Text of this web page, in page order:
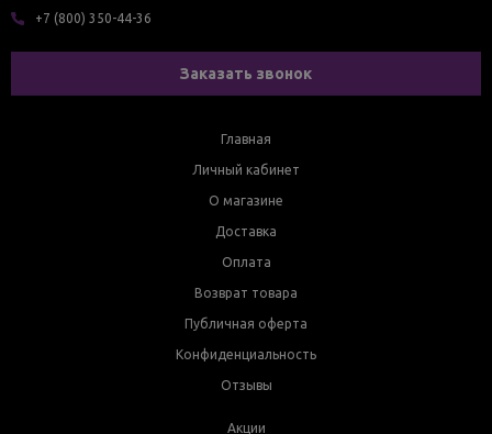
+7 (800) 350-44-36
Заказать звонок
Главная
Личный кабинет
О магазине
Доставка
Оплата
Возврат товара
Публичная оферта
Конфиденциальность
Отзывы
Акции